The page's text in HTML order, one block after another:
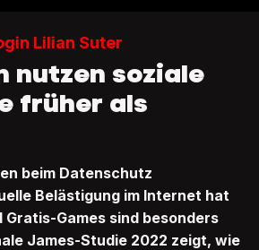
Lilian Suter
nutzen soziale
früher als
beim Datenschutz
Belästigung im Internet hat
Gratis-Games sind besonders
James-Studie 2022 zeigt, wie